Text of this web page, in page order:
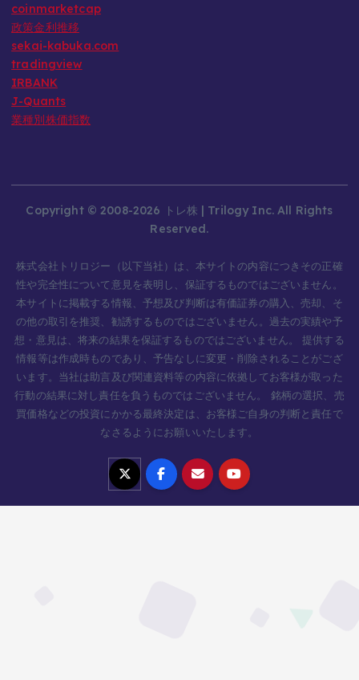
coinmarketcap
政策金利推移
sekai-kabuka.com
tradingview
IRBANK
J-Quants
業種別株価指数
Copyright © 2008-2026 トレ株 | Trilogy Inc. All Rights
Reserved.
株式会社トリロジー（以下当社）は、本サイトの内容につきその正確
性や完全性について意見を表明し、保証するものではございません。
本サイトに掲載する情報、予想及び判断は有価証券の購入、売却、そ
の他の取引を推奨、勧誘するものではございません。過去の実績や予
想・意見は、将来の結果を保証するものではございません。 提供する
情報等は作成時ものであり、予告なしに変更・削除されることがござ
います。当社は助言及び関連資料等の内容に依拠してお客様が取った
行動の結果に対し責任を負うものではございません。 銘柄の選択、売
買価格などの投資にかかる最終決定は、お客様ご自身の判断と責任で
なさるようにお願いいたします。